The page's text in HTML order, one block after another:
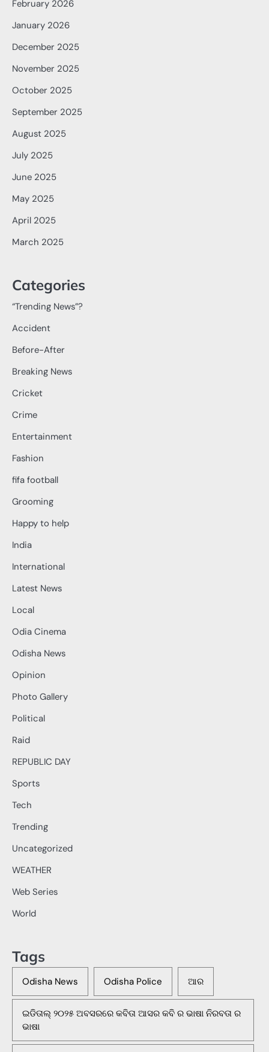
February 2026
January 2026
December 2025
November 2025
October 2025
September 2025
August 2025
July 2025
June 2025
May 2025
April 2025
March 2025
Categories
“Trending News”?
Accident
Before-After
Breaking News
Cricket
Crime
Entertainment
Fashion
fifa football
Grooming
Happy to help
India
International
Latest News
Local
Odia Cinema
Odisha News
Opinion
Photo Gallery
Political
Raid
REPUBLIC DAY
Sports
Tech
Trending
Uncategorized
WEATHER
Web Series
World
Tags
Odisha News Odisha Police ଆର
ଇଡିତାଲ୍ ୨୦୨୫ ଅବସରରେ କବିତା ଆସର କବି ର ଭାଷା ନିରବତା ର
ଭାଷା